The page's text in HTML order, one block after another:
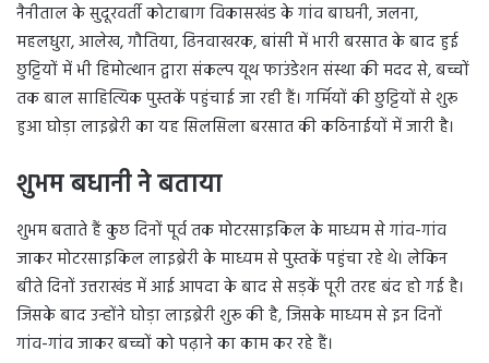
नैनीताल के सुदूरवर्ती कोटाबाग विकासखंड के गांव बाघनी, जलना,
महलधुरा, आलेख, गौतिया, ढिनवाखरक, बांसी में भारी बरसात के बाद हुई
छुट्टियों में भी हिमोत्थान द्वारा संकल्प यूथ फाउंडेशन संस्था की मदद से, बच्चों
तक बाल साहित्यिक पुस्तकें पहुंचाई जा रही हैं। गर्मियों की छुट्टियों से शुरू
हुआ घोड़ा लाइब्रेरी का यह सिलसिला बरसात की कठिनाईयों में जारी है।
शुभम बधानी ने बताया
शुभम बताते हैं कुछ दिनों पूर्व तक मोटरसाइकिल के माध्यम से गांव-गांव
जाकर मोटरसाइकिल लाइब्रेरी के माध्यम से पुस्तकें पहुंचा रहे थे। लेकिन
बीते दिनों उत्तराखंड में आई आपदा के बाद से सड़कें पूरी तरह बंद हो गई है।
जिसके बाद उन्होंने घोड़ा लाइब्रेरी शुरू की है, जिसके माध्यम से इन दिनों
गांव-गांव जाकर बच्चों को पढ़ाने का काम कर रहे हैं।